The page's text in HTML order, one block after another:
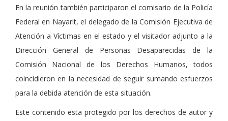
En la reunión también participaron el comisario de la Policía
Federal en Nayarit, el delegado de la Comisión Ejecutiva de
Atención a Víctimas en el estado y el visitador adjunto a la
Dirección General de Personas Desaparecidas de la
Comisión Nacional de los Derechos Humanos, todos
coincidieron en la necesidad de seguir sumando esfuerzos
para la debida atención de esta situación.
Este contenido esta protegido por los derechos de autor y